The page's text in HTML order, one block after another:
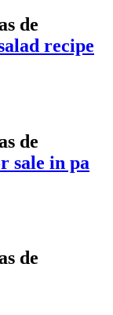
de
recipe
de
sale in pa
de